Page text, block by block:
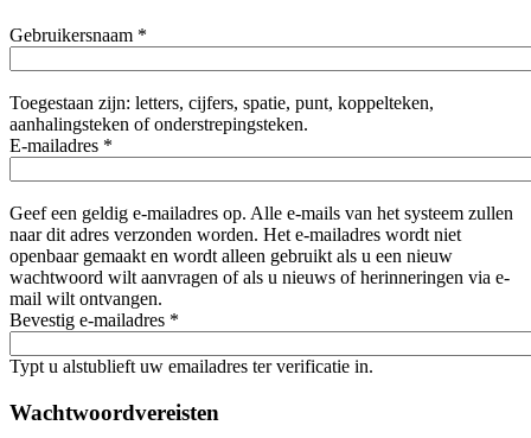
Gebruikersnaam *
Toegestaan zijn: letters, cijfers, spatie, punt, koppelteken,
aanhalingsteken of onderstrepingsteken.
E-mailadres *
Geef een geldig e-mailadres op. Alle e-mails van het systeem zullen
naar dit adres verzonden worden. Het e-mailadres wordt niet
openbaar gemaakt en wordt alleen gebruikt als u een nieuw
wachtwoord wilt aanvragen of als u nieuws of herinneringen via e-
mail wilt ontvangen.
Bevestig e-mailadres *
Typt u alstublieft uw emailadres ter verificatie in.
Wachtwoordvereisten